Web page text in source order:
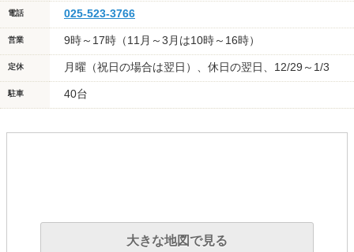
電話 025-523-3766
営業 9時～17時（11月～3月は10時～16時）
定休 月曜（祝日の場合は翌日）、休日の翌日、12/29～1/3
駐車 40台
大きな地図で見る